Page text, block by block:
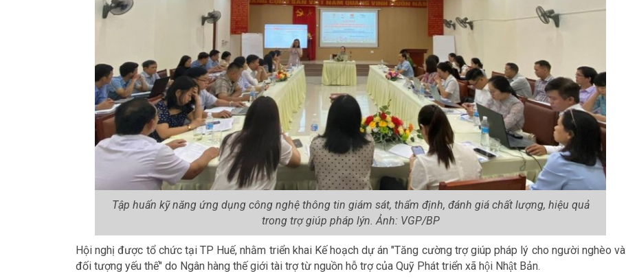
Tập huấn kỹ năng ứng dụng công nghệ thông tin giám sát, thẩm định, đánh giá chất lượng, hiệu quả
trong trợ giúp pháp lýn. Ảnh: VGP/BP
Hội nghị được tổ chức tại TP Huế, nhằm triển khai Kế hoạch dự án "Tăng cường trợ giúp pháp lý cho người nghèo và
đối tượng yếu thế" do Ngân hàng thế giới tài trợ từ nguồn hỗ trợ của Quỹ Phát triển xã hội Nhật Bản.